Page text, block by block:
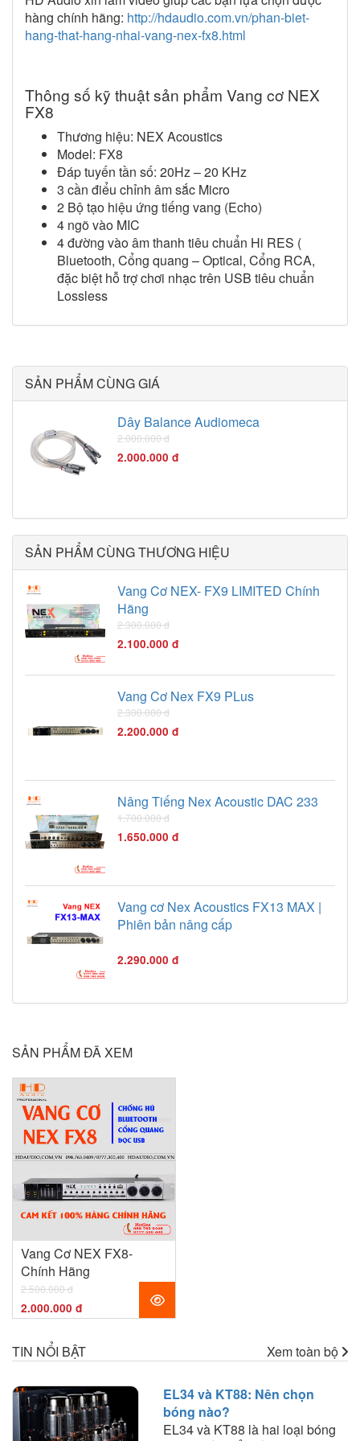
hàng chính hãng: http://hdaudio.com.vn/phan-biet-
hang-that-hang-nhai-vang-nex-fx8.html
Thông số kỹ thuật sản phẩm Vang cơ NEX
FX8
Thương hiệu: NEX Acoustics
Model: FX8
Đáp tuyến tần số: 20Hz – 20 KHz
3 cần điểu chỉnh âm sắc Micro
2 Bộ tạo hiệu ứng tiếng vang (Echo)
4 ngõ vào MIC
4 đường vào âm thanh tiêu chuẩn Hi RES (
Bluetooth, Cổng quang – Optical, Cổng RCA,
đặc biệt hỗ trợ chơi nhạc trên USB tiêu chuẩn
Lossless
SẢN PHẨM CÙNG GIÁ
Dây Balance Audiomeca
2.000.000 đ
2.000.000 đ
SẢN PHẨM CÙNG THƯƠNG HIỆU
Vang Cơ NEX- FX9 LIMITED Chính
Hãng
2.300.000 đ
2.100.000 đ
Vang Cơ Nex FX9 PLus
2.300.000 đ
2.200.000 đ
Nâng Tiếng Nex Acoustic DAC 233
1.700.000 đ
1.650.000 đ
Vang cơ Nex Acoustics FX13 MAX |
Phiên bản nâng cấp
2.290.000 đ
SẢN PHẨM ĐÃ XEM
Vang Cơ NEX FX8-
Chính Hãng
2.500.000 đ
2.000.000 đ
TIN NỔI BẬT Xem toàn bộ
EL34 và KT88: Nên chọn
bóng nào?
EL34 và KT88 là hai loại bóng